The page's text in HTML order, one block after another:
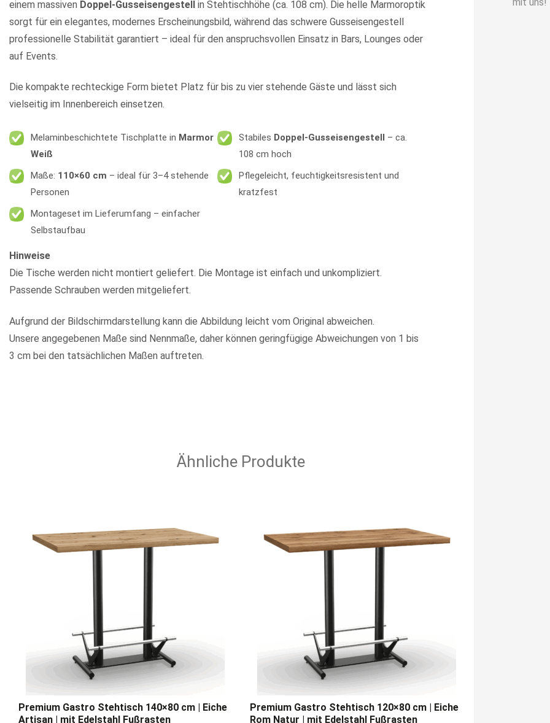
einem massiven Doppel-Gusseisengestell in Stehtischhöhe (ca. 108 cm). Die helle Marmoroptik
sorgt für ein elegantes, modernes Erscheinungsbild, während das schwere Gusseisengestell
professionelle Stabilität garantiert – ideal für den anspruchsvollen Einsatz in Bars, Lounges oder
auf Events.
Die kompakte rechteckige Form bietet Platz für bis zu vier stehende Gäste und lässt sich
vielseitig im Innenbereich einsetzen.
Melaminbeschichtete Tischplatte in Marmor
Weiß
Stabiles Doppel-Gusseisengestell – ca.
108 cm hoch
Maße: 110×60 cm – ideal für 3–4 stehende
Personen
Pflegeleicht, feuchtigkeitsresistent und
kratzfest
Montageset im Lieferumfang – einfacher
Selbstaufbau
Hinweise
Die Tische werden nicht montiert geliefert. Die Montage ist einfach und unkompliziert.
Passende Schrauben werden mitgeliefert.
Aufgrund der Bildschirmdarstellung kann die Abbildung leicht vom Original abweichen.
Unsere angegebenen Maße sind Nennmaße, daher können geringfügige Abweichungen von 1 bis
3 cm bei den tatsächlichen Maßen auftreten.
Ähnliche Produkte
Premium Gastro Stehtisch 140×80 cm | Eiche
Artisan | mit Edelstahl Fußrasten
Premium Gastro Stehtisch 120×80 cm | Eiche
Rom Natur | mit Edelstahl Fußrasten